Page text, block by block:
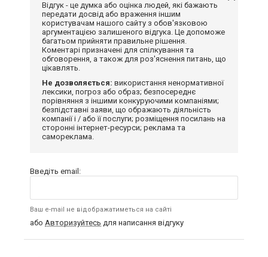
Відгук - це думка або оцінка людей, які бажають
передати досвід або враження іншим
користувачам нашого сайту з обов'язковою
аргументацією залишеного відгука. Це допоможе
багатьом прийняти правильне рішення.
Коментарі призначені для спілкування та
обговорення, а також для роз'яснення питань, що
цікавлять.
Не дозволяється: використання ненормативної
лексики, погроз або образ; безпосереднє
порівняння з іншими конкуруючими компаніями;
безпідставні заяви, що ображають діяльність
компанії і / або її послуги; розміщення посилань на
сторонні інтернет-ресурси; реклама та
самореклама.
Введіть email:
Ваш e-mail не відображатиметься на сайті
або Авторизуйтесь для написання відгуку